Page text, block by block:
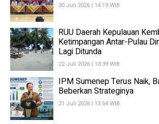
30 Juli 2026 | 14:19 WIB
RUU Daerah Kepulauan
Ketimpangan Antar-Pulau
Lagi Ditunda
22 Juli 2026 | 13:39 WIB
IPM Sumenep Terus Naik,
Beberkan Strateginya
21 Juli 2026 | 13:54 WIB